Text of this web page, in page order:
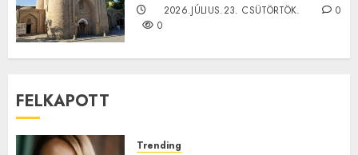
2026.JÚLIUS.23. CSÜTÖRTÖK.
0
0
FELKAPOTT
Trending